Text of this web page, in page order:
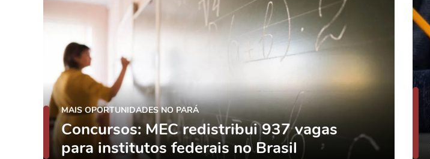
MAIS OPORTUNIDADES NO PARÁ
Concursos: MEC redistribui 937 vagas
para institutos federais no Brasil